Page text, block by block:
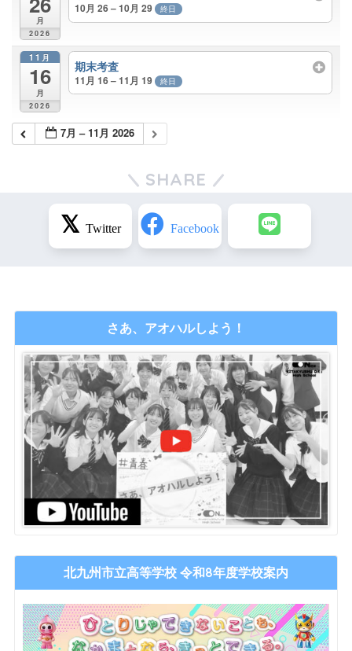
月
2026
10月 26 – 10月 29 終日
11月
16
月
2026
期末考査
11月 16 – 11月 19 終日
7月 – 11月 2026
SHARE
さあ、アオハルしよう！
北九州市立高等学校 令和8年度学校案内